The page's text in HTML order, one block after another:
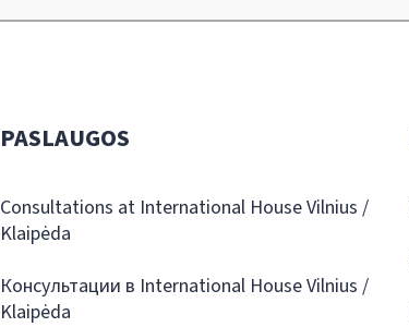
PASLAUGOS
Consultations at International House Vilnius /
Klaipėda
Консультации в International House Vilnius /
Klaipėda